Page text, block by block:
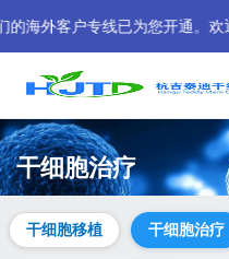
专线已为您开通。欢迎直接
干细胞治疗
干细胞移植 干细胞治疗